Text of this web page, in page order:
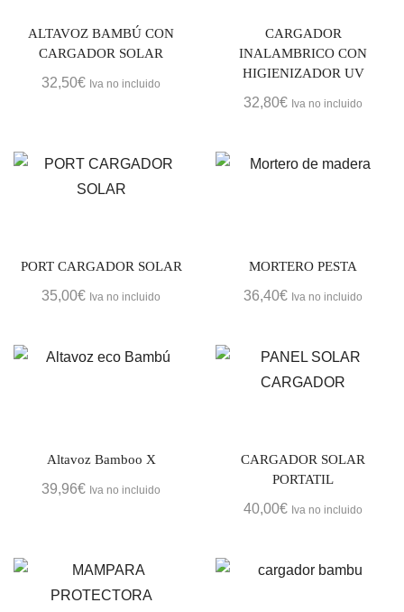
ALTAVOZ BAMBÚ CON
CARGADOR SOLAR
32,50€ Iva no incluido
CARGADOR
INALAMBRICO CON
HIGIENIZADOR UV
32,80€ Iva no incluido
PORT CARGADOR SOLAR
35,00€ Iva no incluido
MORTERO PESTA
36,40€ Iva no incluido
Altavoz Bamboo X
39,96€ Iva no incluido
CARGADOR SOLAR
PORTATIL
40,00€ Iva no incluido